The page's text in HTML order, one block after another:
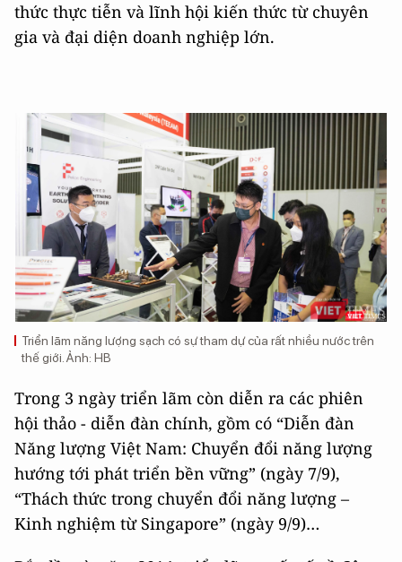
thức thực tiễn và lĩnh hội kiến thức từ chuyên
gia và đại diện doanh nghiệp lớn.
Triển lãm năng lượng sạch có sự tham dự của rất nhiều nước trên
thế giới. Ảnh: HB
Trong 3 ngày triển lãm còn diễn ra các phiên
hội thảo - diễn đàn chính, gồm có “Diễn đàn
Năng lượng Việt Nam: Chuyển đổi năng lượng
hướng tới phát triển bền vững” (ngày 7/9),
“Thách thức trong chuyển đổi năng lượng –
Kinh nghiệm từ Singapore” (ngày 9/9)…